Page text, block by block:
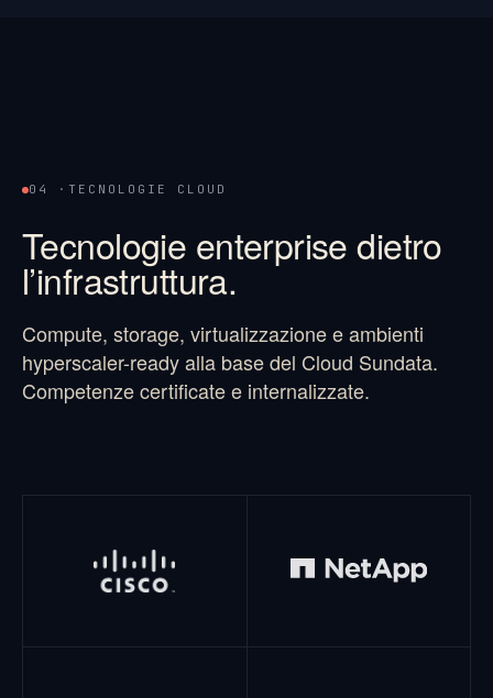
04 · TECNOLOGIE CLOUD
Tecnologie enterprise dietro
l’infrastruttura.
Compute, storage, virtualizzazione e ambienti
hyperscaler-ready alla base del Cloud Sundata.
Competenze certificate e internalizzate.